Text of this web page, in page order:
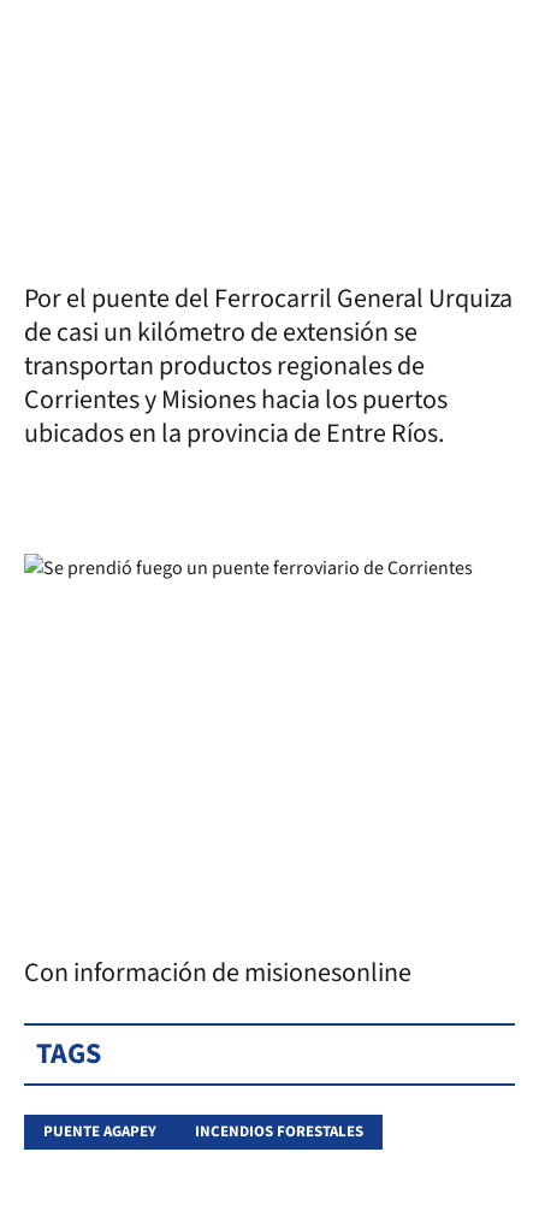
Por el puente del Ferrocarril General Urquiza
de casi un kilómetro de extensión se
transportan productos regionales de
Corrientes y Misiones hacia los puertos
ubicados en la provincia de Entre Ríos.
Con información de misionesonline
TAGS
PUENTE AGAPEY INCENDIOS FORESTALES